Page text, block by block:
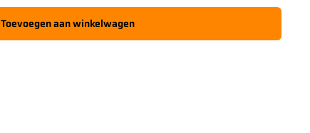
Toevoegen aan winkelwagen